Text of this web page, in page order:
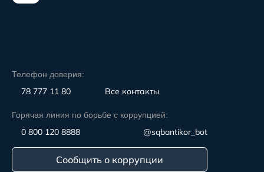
Телефон доверия:
78 777 11 80 Все контакты
Горячая линия по борьбе с коррупцией:
0 800 120 8888 @sqbantikor_bot
Сообщить о коррупции